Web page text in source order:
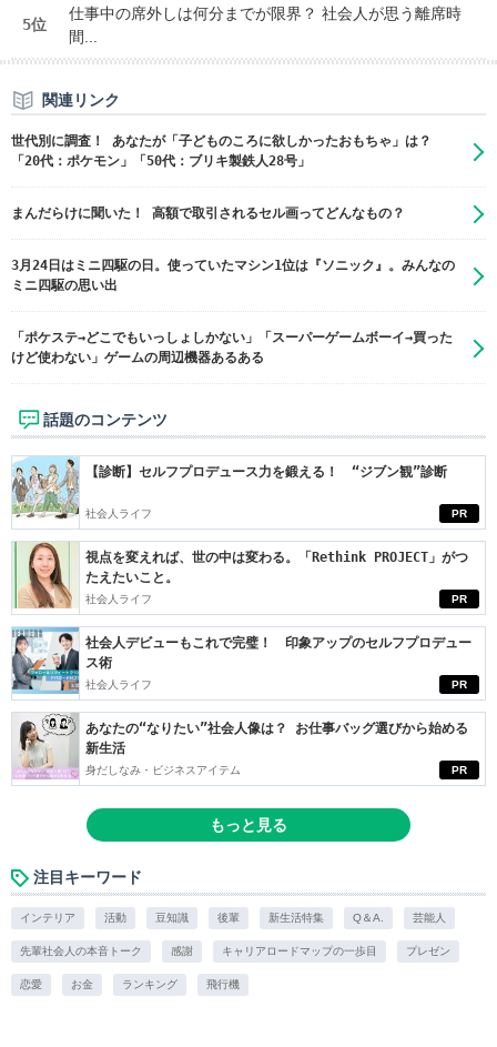
5位
仕事中の席外しは何分までが限界？ 社会人が思う離席時
間...
関連リンク
世代別に調査！ あなたが「子どものころに欲しかったおもちゃ」は？
「20代：ポケモン」「50代：ブリキ製鉄人28号」
まんだらけに聞いた！ 高額で取引されるセル画ってどんなもの？
3月24日はミニ四駆の日。使っていたマシン1位は『ソニック』。みんなの
ミニ四駆の思い出
「ポケステ→どこでもいっしょしかない」「スーパーゲームボーイ→買った
けど使わない」ゲームの周辺機器あるある
話題のコンテンツ
PR
【診断】セルフプロデュース力を鍛える！ “ジブン観”診断
社会人ライフ
PR
視点を変えれば、世の中は変わる。「Rethink PROJECT」がつ
たえたいこと。
社会人ライフ
PR
社会人デビューもこれで完璧！ 印象アップのセルフプロデュー
ス術
社会人ライフ
PR
あなたの“なりたい”社会人像は？ お仕事バッグ選びから始める
新生活
身だしなみ・ビジネスアイテム
もっと見る
注目キーワード
インテリア 活動 豆知識 後輩 新生活特集 Q＆A. 芸能人
先輩社会人の本音トーク 感謝 キャリアロードマップの一歩目 プレゼン
恋愛 お金 ランキング 飛行機